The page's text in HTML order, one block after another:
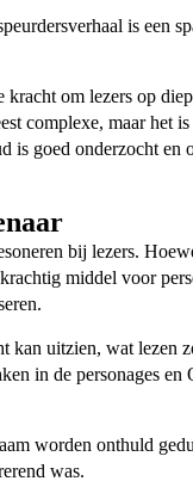
is een
om lezers op
complexe, maar het
goed onderzocht en
bij lezers.
middel voor
kan uitzien, wat lezen
in de personages
worden onthuld
was.